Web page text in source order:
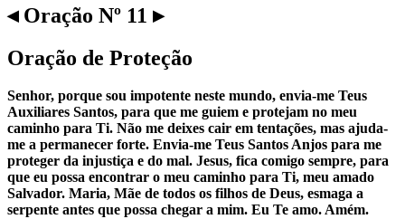
◂ Oração Nº 11 ▸
Oração de Proteção
Senhor, porque sou impotente neste mundo, envia-me Teus
Auxiliares Santos, para que me guiem e protejam no meu
caminho para Ti. Não me deixes cair em tentações, mas ajuda-
me a permanecer forte. Envia-me Teus Santos Anjos para me
proteger da injustiça e do mal. Jesus, fica comigo sempre, para
que eu possa encontrar o meu caminho para Ti, meu amado
Salvador. Maria, Mãe de todos os filhos de Deus, esmaga a
serpente antes que possa chegar a mim. Eu Te amo. Amém.